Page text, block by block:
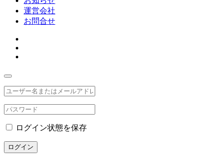
運営会社
お問合せ
ログイン状態を保存
ログイン